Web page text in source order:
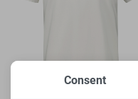
Consent